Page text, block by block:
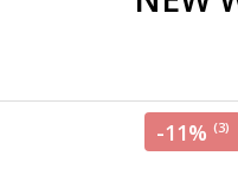
-11% (3)